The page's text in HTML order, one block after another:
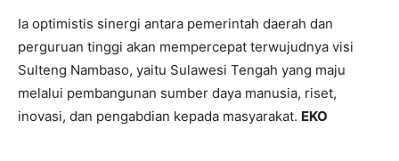
Ia optimistis sinergi antara pemerintah daerah dan
perguruan tinggi akan mempercepat terwujudnya visi
Sulteng Nambaso, yaitu Sulawesi Tengah yang maju
melalui pembangunan sumber daya manusia, riset,
inovasi, dan pengabdian kepada masyarakat. EKO